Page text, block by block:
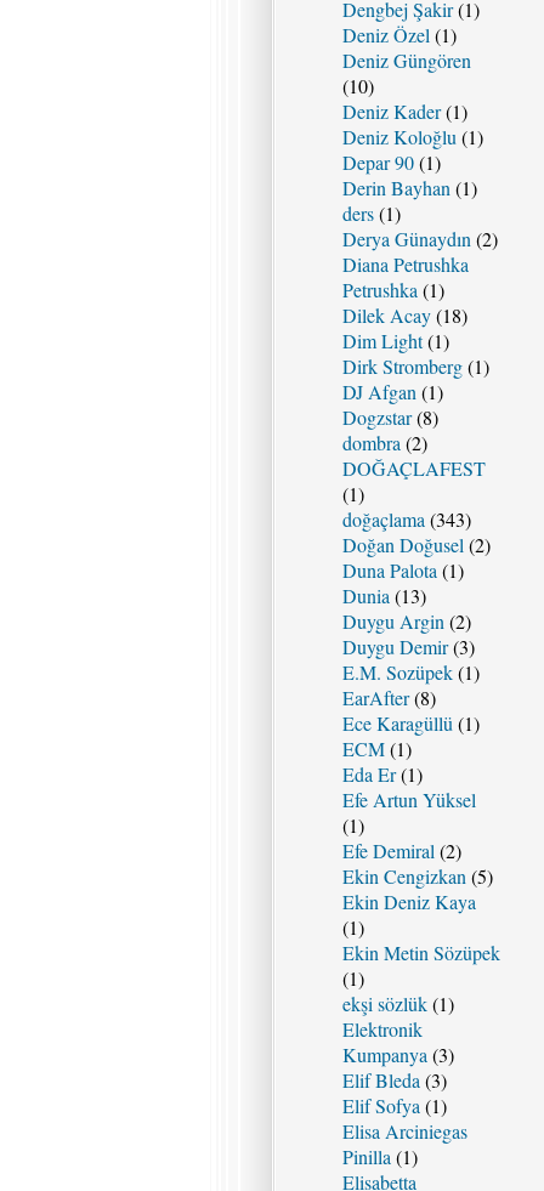
Dengbej Şakir(1)
Deniz Özel (1)
Deniz Güngören
(10)
Deniz Kader(1)
Deniz Koloğlu (1)
Depar 90(1)
Derin Bayhan (1)
ders(1)
Derya Günaydın (2)
Diana Petrushka
Petrushka (1)
Dilek Acay(18)
Dim Light(1)
Dirk Stromberg(1)
DJ Afgan (1)
Dogzstar(8)
dombra (2)
DOĞAÇLAFEST
(1)
doğaçlama (343)
Doğan Doğusel (2)
Duna Palota (1)
Dunia (13)
Duygu Argin (2)
Duygu Demir(3)
E.M. Sozüpek(1)
EarAfter(8)
Ece Karagüllü (1)
ECM(1)
Eda Er(1)
Efe Artun Yüksel
(1)
Efe Demiral (2)
Ekin Cengizkan (5)
Ekin Deniz Kaya
(1)
Ekin Metin Sözüpek
(1)
ekşi sözlük(1)
Elektronik
Kumpanya (3)
Elif Bleda (3)
Elif Sofya (1)
Elisa Arciniegas
Pinilla (1)
Elisabetta